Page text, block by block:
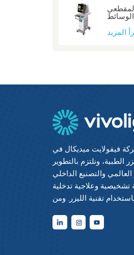
صفر
فيفولايت ميديكال في
الطبية، ونلتزم بالتطوير
العالمي والتصنيع الداخلي
تشخيصية وعلاجية تدخلية
تقنية الليزر. ومن
حققنا إتقانًا شاملًا